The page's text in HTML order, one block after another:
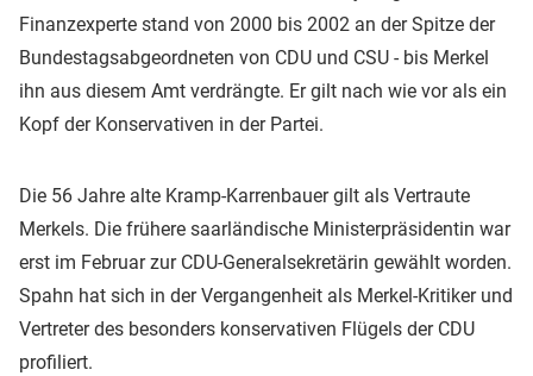
Finanzexperte stand von 2000 bis 2002 an der Spitze der
Bundestagsabgeordneten von CDU und CSU - bis Merkel
ihn aus diesem Amt verdrängte. Er gilt nach wie vor als ein
Kopf der Konservativen in der Partei.
Die 56 Jahre alte Kramp-Karrenbauer gilt als Vertraute
Merkels. Die frühere saarländische Ministerpräsidentin war
erst im Februar zur CDU-Generalsekretärin gewählt worden.
Spahn hat sich in der Vergangenheit als Merkel-Kritiker und
Vertreter des besonders konservativen Flügels der CDU
profiliert.